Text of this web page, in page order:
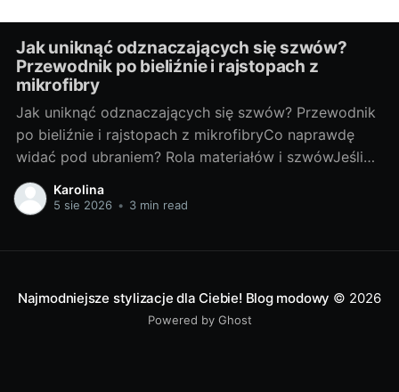
Jak uniknąć odznaczających się szwów?
Przewodnik po bieliźnie i rajstopach z
mikrofibry
Jak uniknąć odznaczających się szwów? Przewodnik
po bieliźnie i rajstopach z mikrofibryCo naprawdę
widać pod ubraniem? Rola materiałów i szwówJeśli
coś „odcina” się pod sukienką, winny rzadko jest
tylko jeden element. Na efekt pracują: grubość i
Karolina
5 sie 2026 • 3 min read
Najmodniejsze stylizacje dla Ciebie! Blog modowy © 2026
Powered by Ghost